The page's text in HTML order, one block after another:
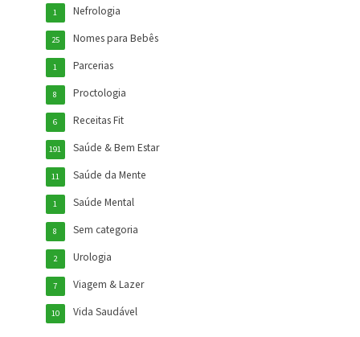
Nefrologia
1
Nomes para Bebês
25
Parcerias
1
Proctologia
8
Receitas Fit
6
Saúde & Bem Estar
191
Saúde da Mente
11
Saúde Mental
1
Sem categoria
8
Urologia
2
Viagem & Lazer
7
Vida Saudável
10